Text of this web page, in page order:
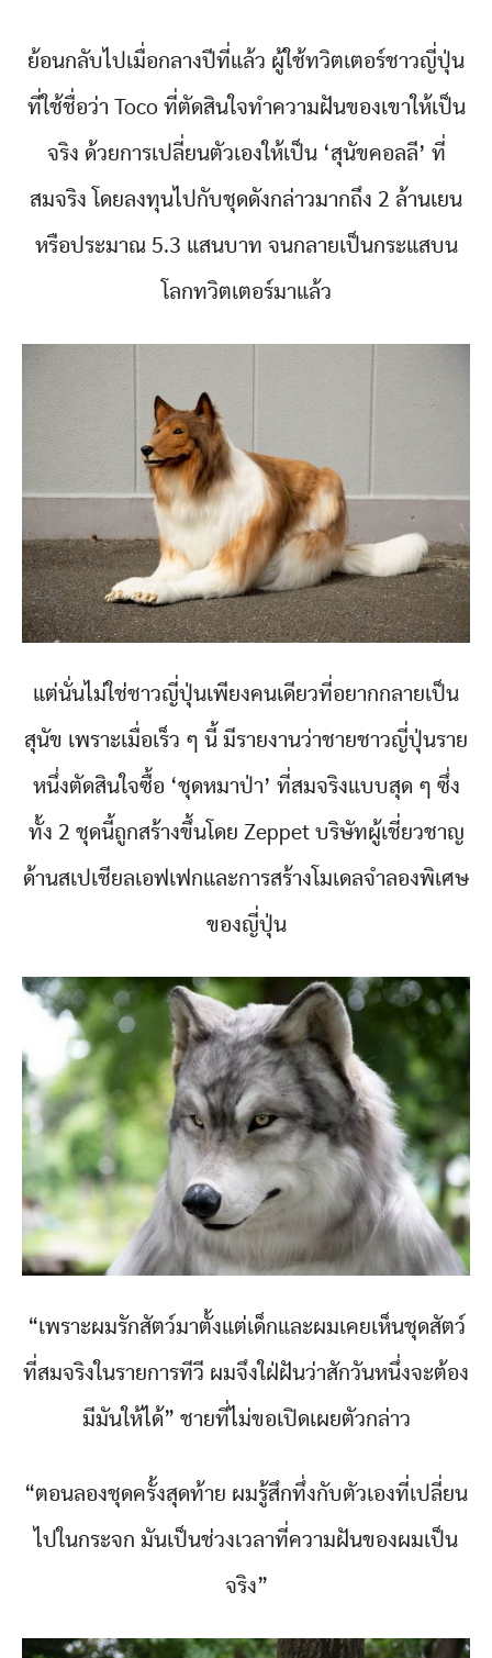
ย้อนกลับไปเมื่อกลางปีที่แล้ว ผู้ใช้ทวิตเตอร์ชาวญี่ปุ่น
ที่ใช้ชื่อว่า Toco ที่ตัดสินใจทำความฝันของเขาให้เป็น
จริง ด้วยการเปลี่ยนตัวเองให้เป็น ‘สุนัขคอลลี’ ที่
สมจริง โดยลงทุนไปกับชุดดังกล่าวมากถึง 2 ล้านเยน
หรือประมาณ 5.3 แสนบาท จนกลายเป็นกระแสบน
โลกทวิตเตอร์มาแล้ว
แต่นั่นไม่ใช่ชาวญี่ปุ่นเพียงคนเดียวที่อยากกลายเป็น
สุนัข เพราะเมื่อเร็ว ๆ นี้ มีรายงานว่าชายชาวญี่ปุ่นราย
หนึ่งตัดสินใจซื้อ ‘ชุดหมาป่า’ ที่สมจริงแบบสุด ๆ ซึ่ง
ทั้ง 2 ชุดนี้ถูกสร้างขึ้นโดย Zeppet บริษัทผู้เชี่ยวชาญ
ด้านสเปเชียลเอฟเฟกและการสร้างโมเดลจำลองพิเศษ
ของญี่ปุ่น
“เพราะผมรักสัตว์มาตั้งแต่เด็กและผมเคยเห็นชุดสัตว์
ที่สมจริงในรายการทีวี ผมจึงใฝ่ฝันว่าสักวันหนึ่งจะต้อง
มีมันให้ได้” ชายที่ไม่ขอเปิดเผยตัวกล่าว
“ตอนลองชุดครั้งสุดท้าย ผมรู้สึกทึ่งกับตัวเองที่เปลี่ยน
ไปในกระจก มันเป็นช่วงเวลาที่ความฝันของผมเป็น
จริง”